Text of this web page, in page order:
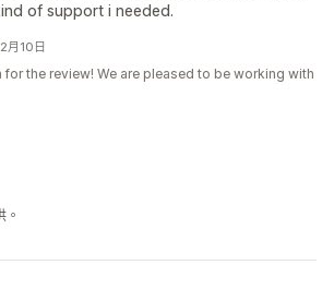
of support i needed.
月10日
the review! We are pleased to be working with